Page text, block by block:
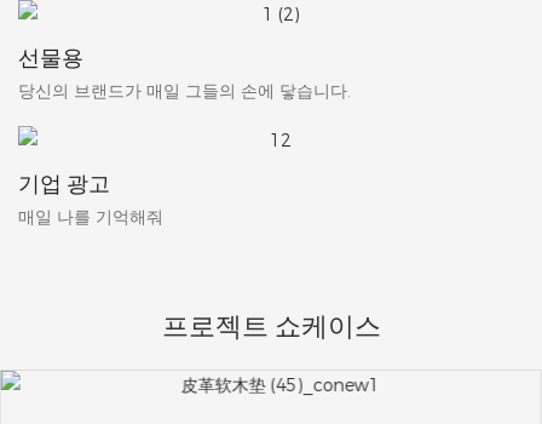
선물용
당신의 브랜드가 매일 그들의 손에 닿습니다.
기업 광고
매일 나를 기억해줘
프로젝트 쇼케이스